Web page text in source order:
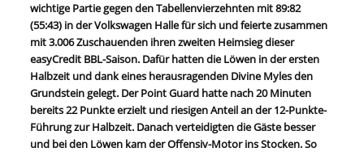
wichtige Partie gegen den Tabellenvierzehnten mit 89:82
(55:43) in der Volkswagen Halle für sich und feierte zusammen
mit 3.006 Zuschauenden ihren zweiten Heimsieg dieser
easyCredit BBL-Saison. Dafür hatten die Löwen in der ersten
Halbzeit und dank eines herausragenden Divine Myles den
Grundstein gelegt. Der Point Guard hatte nach 20 Minuten
bereits 22 Punkte erzielt und riesigen Anteil an der 12-Punkte-
Führung zur Halbzeit. Danach verteidigten die Gäste besser
und bei den Löwen kam der Offensiv-Motor ins Stocken. So